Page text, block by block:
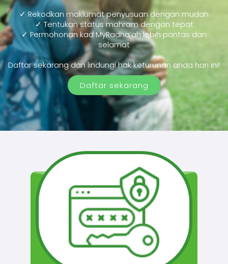
✓ Rekodkan maklumat penyusuan dengan mudah
✓ Tentukan status mahram dengan tepat
✓ Permohonan kad MyRadha’ah lebih pantas dan
selamat
Daftar sekarang dan lindungi hak keturunan anda hari ini!
Daftar sekarang